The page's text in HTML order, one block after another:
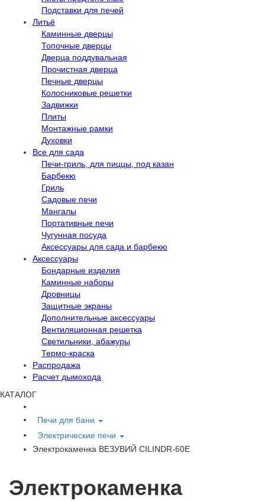
Подставки для печей
Литьё
Каминные дверцы
Топочные дверцы
Дверца поддувальная
Прочистная дверца
Печные дверцы
Колосниковые решетки
Задвижки
Плиты
Монтажные рамки
Духовки
Все для сада
Печи-гриль, для пиццы, под казан
Барбекю
Гриль
Садовые печи
Мангалы
Портативные печи
Чугунная посуда
Аксессуары для сада и барбекю
Аксессуары
Бондарные изделия
Каминные наборы
Дровницы
Защитные экраны
Дополнительные аксессуары
Вентиляционная решетка
Светильники, абажуры
Термо-краска
Распродажа
Расчет дымохода
КАТАЛОГ
Печи для бани
Электрические печи
Электрокаменка ВЕЗУВИЙ CILINDR-60E
Электрокаменка